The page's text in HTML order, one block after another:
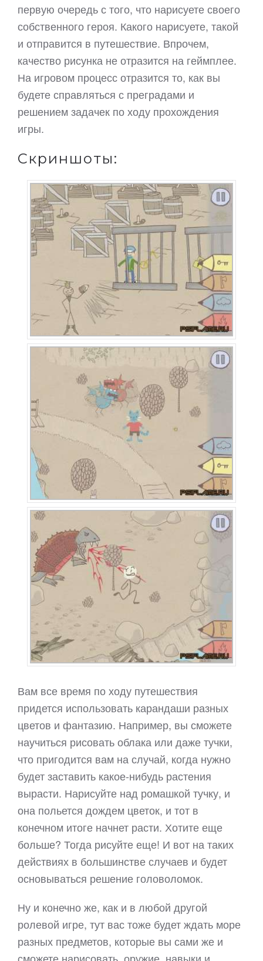
первую очередь с того, что нарисуете своего
собственного героя. Какого нарисуете, такой
и отправится в путешествие. Впрочем,
качество рисунка не отразится на геймплее.
На игровом процесс отразится то, как вы
будете справляться с преградами и
решением задачек по ходу прохождения
игры.
Скриншоты:
Вам все время по ходу путешествия
придется использовать карандаши разных
цветов и фантазию. Например, вы сможете
научиться рисовать облака или даже тучки,
что пригодится вам на случай, когда нужно
будет заставить какое-нибудь растения
вырасти. Нарисуйте над ромашкой тучку, и
она польется дождем цветок, и тот в
конечном итоге начнет расти. Хотите еще
больше? Тогда рисуйте еще! И вот на таких
действиях в большинстве случаев и будет
основываться решение головоломок.
Ну и конечно же, как и в любой другой
ролевой игре, тут вас тоже будет ждать море
разных предметов, которые вы сами же и